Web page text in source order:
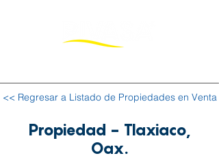
<< Regresar a Listado de Propiedades en Venta
Propiedad - Tlaxiaco,
Oax.